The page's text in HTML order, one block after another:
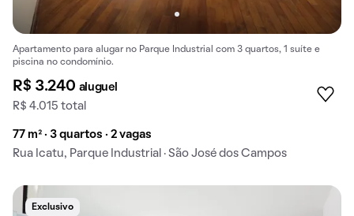
Apartamento para alugar no Parque Industrial com 3 quartos, 1 suíte e
piscina no condomínio.
R$ 3.240 aluguel
R$ 4.015 total
77 m² · 3 quartos · 2 vagas
Rua Icatu, Parque Industrial · São José dos Campos
Exclusivo